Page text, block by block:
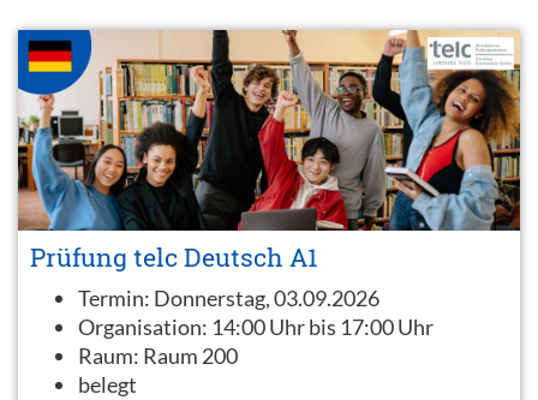
Prüfung telc Deutsch A1
Termin: Donnerstag, 03.09.2026
Organisation: 14:00 Uhr bis 17:00 Uhr
Raum: Raum 200
belegt